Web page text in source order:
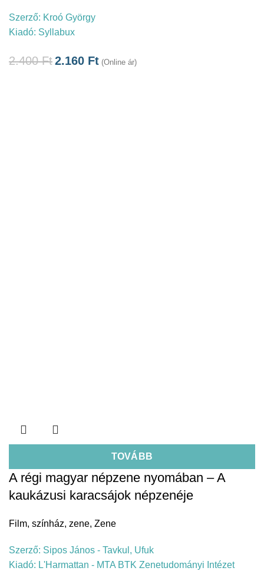
Szerző: Kroó György
Kiadó: Syllabux
2.400Ft2.160 Ft (Online ár)
TOVÁBB
A régi magyar népzene nyomában – A
kaukázusi karacsájok népzenéje
Film, színház, zene, Zene
Szerző: Sipos János - Tavkul, Ufuk
Kiadó: L'Harmattan - MTA BTK Zenetudományi Intézet